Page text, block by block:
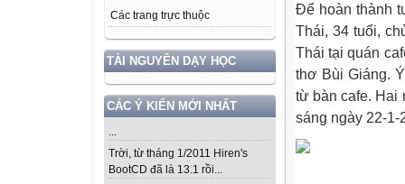
Các trang trực thuộc
TÀI NGUYÊN DẠY HỌC
CÁC Ý KIẾN MỚI NHẤT
...
Trời, từ tháng 1/2011 Hiren's
BootCD đã là 13.1 rồi...
Để hoàn thành
Thái, 34 tuổi,
Thái tại quán
thơ Bùi Giáng.
từ bàn cafe. Hai
sáng ngày 22-